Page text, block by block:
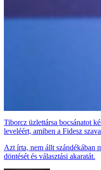
Tiborcz üzlettársa bocsánatot
leveléért, amiben a Fidesz
Azt írta, nem állt szándékában
döntését és választási akaratát.